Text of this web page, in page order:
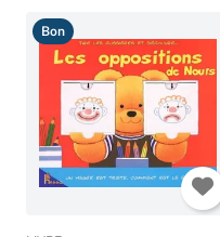
Bon